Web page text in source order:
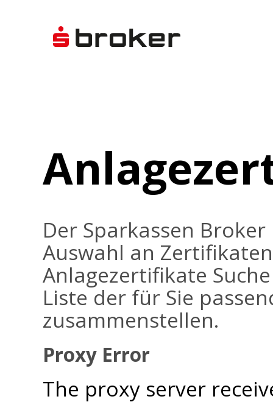
Der Sparkassen
Auswahl an
Anlagezertifikate
Liste der für Sie
zusammenstellen.
Proxy Error
The proxy server